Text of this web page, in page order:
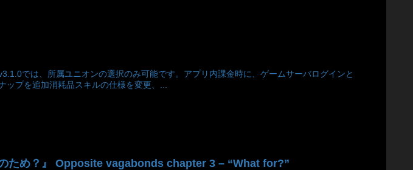
では、所属ユニオンの選択のみ可能です。アプリ内課金時に、ゲームサーバログインと
プを追加消耗品スキルの仕様を変更、...
ため？』 Opposite vagabonds chapter 3 – “What for?”